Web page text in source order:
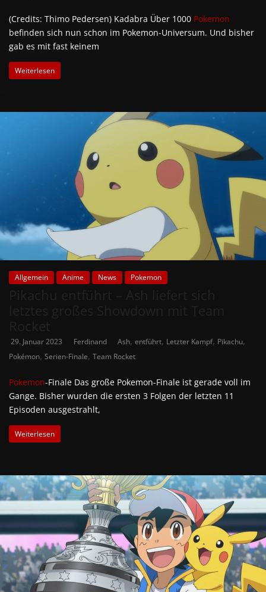
(Credits: Thimo Pedersen) Kadabra Über 1000 Pokemon
befinden sich nun schon im Pokemon-Universum. Und bisher
gab es mit fast keinem
Weiterlesen
Allgemein Anime News Pokemon
29. Januar 2023 Ferdinand Ash, entführt, Letzter Kampf, Pikachu,
Pokémon, Serien-Finale, Team Rocket
Pokemon-Finale Das große Pokemon-Finale ist gerade voll im
Gange. Bisher wurden die ersten 3 Folgen der letzten 11
Episoden ausgestrahlt,
Weiterlesen